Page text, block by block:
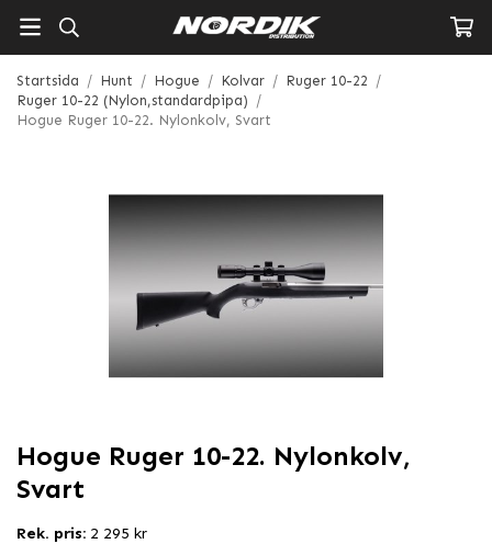
Startsida / Hunt / Hogue / Kolvar / Ruger 10-22 /
Ruger 10-22 (Nylon,standardpipa) /
Hogue Ruger 10-22. Nylonkolv, Svart
Hogue Ruger 10-22. Nylonkolv,
Svart
Rek. pris: 2 295 kr